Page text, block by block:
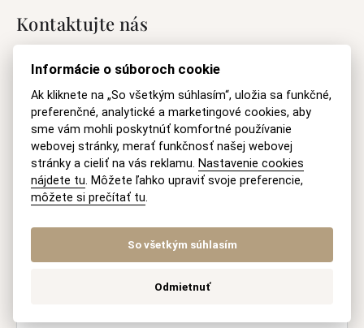
Kontaktujte nás
E-mail
Otázka
Informácie o súboroch cookie
Ak kliknete na „So všetkým súhlasím“, uložia sa funkčné,
preferenčné, analytické a marketingové cookies, aby
sme vám mohli poskytnúť komfortné používanie
webovej stránky, merať funkčnosť našej webovej
stránky a cieliť na vás reklamu. Nastavenie cookies
nájdete tu. Môžete ľahko upraviť svoje preferencie,
môžete si prečítať tu.
So všetkým súhlasím
Odmietnuť